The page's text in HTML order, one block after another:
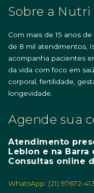
Sobre a Nutri
Com mais de 15 anos
de 8 mil atendimentos,
acompanha pacientes
da vida com foco em
corporal, fertilidade,
longevidade.
Agende sua
Atendimento
Leblon e na Barra
Consultas online
WhatsApp: (21) 97672-